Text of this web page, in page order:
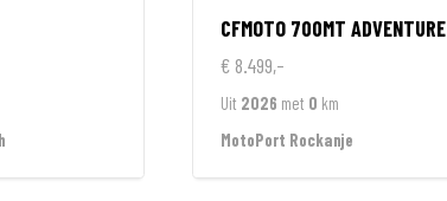
CFMOTO 700MT ADVENTURE GT EDITION
€ 8.499,-
Uit 2026 met 0 km
MotoPort Rockanje